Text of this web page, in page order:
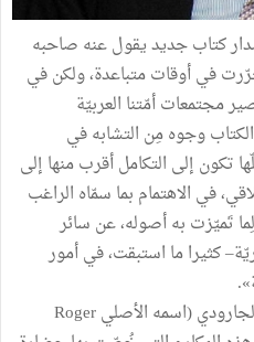
كتاب جديد يقول عنه صاحبه
في أوقات متباعدة، ولكن في
مجتمعات أمّتنا العربيّة
وجوه مِن التشابه في
تكون إلى التكامل أقرب منها إلى
في الاهتمام بما سمّاه الراغب
تَميّزت به أصوله، عن سائر
كثيرا ما استبقت، في أمور
والفيلسوف، الفرنسي الأصل، رجا الجارودي (اسمه الأصلي Roger